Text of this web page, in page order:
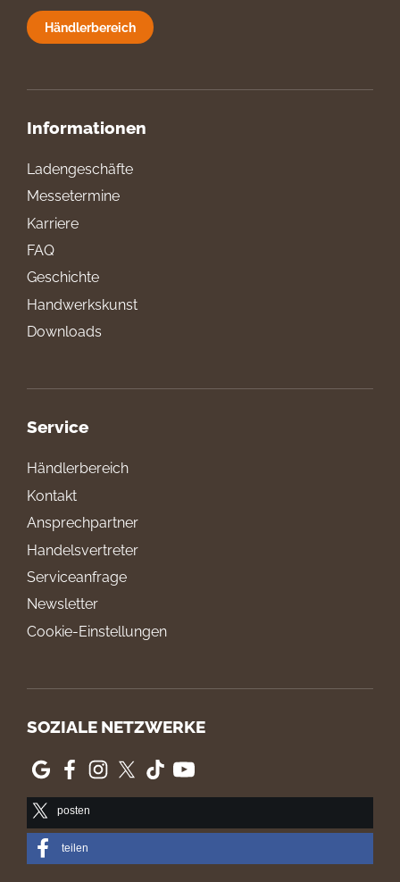
Händlerbereich
Informationen
Ladengeschäfte
Messetermine
Karriere
FAQ
Geschichte
Handwerkskunst
Downloads
Service
Händlerbereich
Kontakt
Ansprechpartner
Handelsvertreter
Serviceanfrage
Newsletter
Cookie-Einstellungen
SOZIALE NETZWERKE
posten
teilen